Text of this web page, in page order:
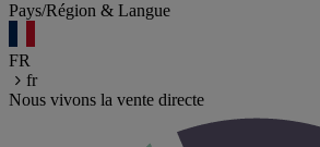
Pays/Région & Langue
FR
fr
Nous vivons la vente directe